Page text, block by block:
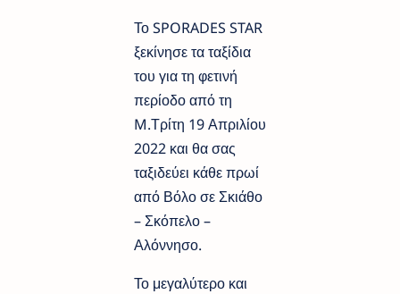
Το SPORADES STAR
ξεκίνησε τα ταξίδια
του για τη φετινή
περίοδο από τη
M.Τρίτη 19 Απριλίου
2022 και θα σας
ταξιδεύει κάθε πρωί
από Βόλο σε Σκιάθο
– Σκόπελο –
Αλόννησο.
Το μεγαλύτερο και